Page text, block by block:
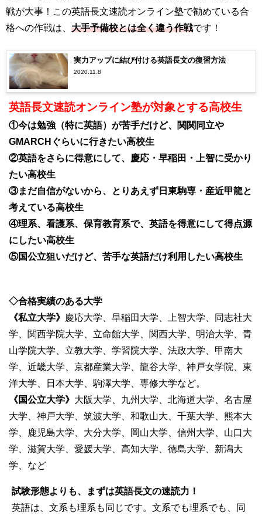
戦が大事！この英語長文速読オンライン塾で勧めている合
格への作戦は、 大手予備校とは全く違う作戦です！
実力アップに結び付ける英語長文の復習方法
2020.11.8
英語長文速読オンライン塾が対象とする高校生
①今は勉強（特に英語）が苦手だけど、関関同立や
GMARCHぐらいに行きたい高校生
②英語をさらに得意にして、慶応・早稲田・上智に受かり
たい高校生
③まだ自信がないから、とりあえず日東駒専・産近甲龍と
考えている高校生
④理系、看護系、保育教育系で、英語を得意にして得点源
にしたい高校生
⑤国公立狙いだけど、苦手な英語だけ利用したい高校生
◇合格実績のある大学
《私立大学》
慶応大学、早稲田大学、上智大学、同志社大
学、関西学院大学、立命館大学、関西大学、明治大学、青
山学院大学、立教大学、学習院大学、法政大学、甲南大
学、近畿大学、京都産業大学、龍谷大学、神戸女学院、東
洋大学、日本大学、駒澤大学、専修大学など。
《国公立大学》 大阪大学、九州大学、北海道大学、名古屋
大学、神戸大学、筑波大学、和歌山大、千葉大学、熊本大
学、鹿児島大学、大分大学、岡山大学、信州大学、山口大
学、滋賀大学、愛媛大学、高知大学、徳島大学、新潟大
学、など
試験形態よりも、まずは英語長文の速読力！
英語は、文系も理系も同じです。文系でも理系でも、同